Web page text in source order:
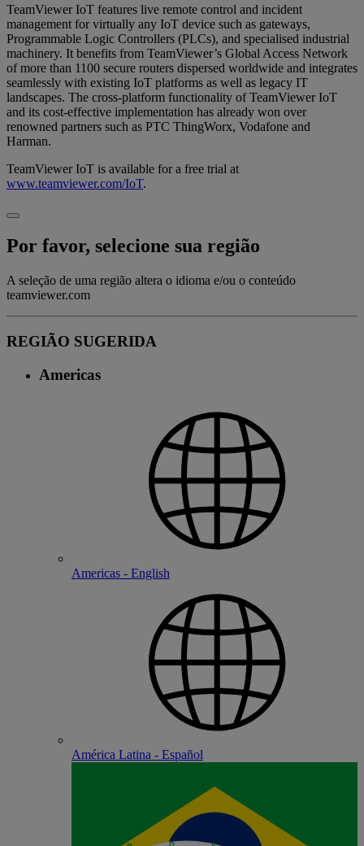
TeamViewer IoT features live remote control and incident
management for virtually any IoT device such as gateways,
Programmable Logic Controllers (PLCs), and specialised industrial
machinery. It benefits from TeamViewer’s Global Access Network
of more than 1100 secure routers dispersed worldwide and integrates
seamlessly with existing IoT platforms as well as legacy IT
landscapes. The cross-platform functionality of TeamViewer IoT
and its cost-effective implementation has already won over
renowned partners such as PTC ThingWorx, Vodafone and
Harman.
TeamViewer IoT is available for a free trial at
www.teamviewer.com/IoT.
Por favor, selecione sua região
A seleção de uma região altera o idioma e/ou o conteúdo
teamviewer.com
REGIÃO SUGERIDA
Americas
Americas - English
América Latina - Español